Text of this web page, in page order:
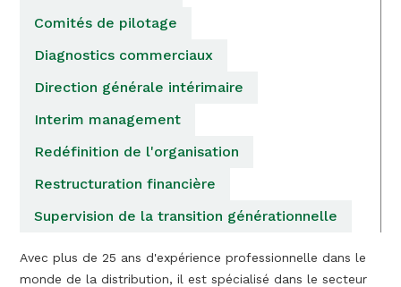
Comités de pilotage
Diagnostics commerciaux
Direction générale intérimaire
Interim management
Redéfinition de l'organisation
Restructuration financière
Supervision de la transition générationnelle
Avec plus de 25 ans d'expérience professionnelle dans le
monde de la distribution, il est spécialisé dans le secteur